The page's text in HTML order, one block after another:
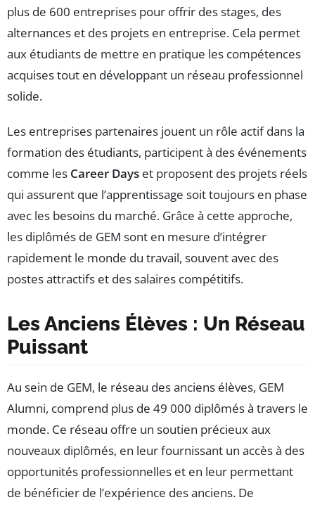
plus de 600 entreprises pour offrir des stages, des
alternances et des projets en entreprise. Cela permet
aux étudiants de mettre en pratique les compétences
acquises tout en développant un réseau professionnel
solide.
Les entreprises partenaires jouent un rôle actif dans la
formation des étudiants, participent à des événements
comme les Career Days et proposent des projets réels
qui assurent que l’apprentissage soit toujours en phase
avec les besoins du marché. Grâce à cette approche,
les diplômés de GEM sont en mesure d’intégrer
rapidement le monde du travail, souvent avec des
postes attractifs et des salaires compétitifs.
Les Anciens Élèves : Un Réseau
Puissant
Au sein de GEM, le réseau des anciens élèves, GEM
Alumni, comprend plus de 49 000 diplômés à travers le
monde. Ce réseau offre un soutien précieux aux
nouveaux diplômés, en leur fournissant un accès à des
opportunités professionnelles et en leur permettant
de bénéficier de l’expérience des anciens. De